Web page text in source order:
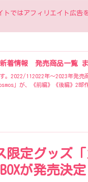
ではアフィリエイト広告
新着情報 発売商品一覧
。2022/112022年〜2023年発売
」が、《前編》《後編》2部
限定グッズ
が発売決定